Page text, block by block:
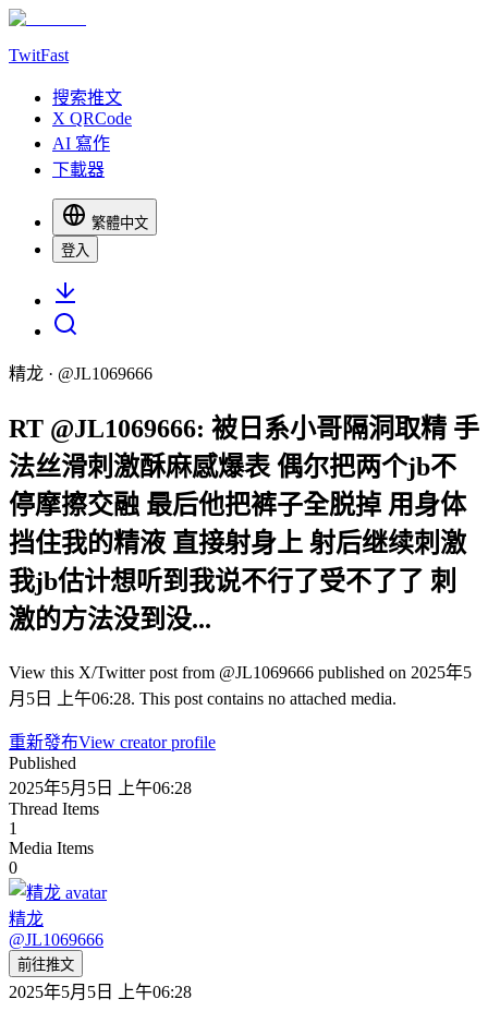
TwitFast
搜索推文
X QRCode
AI 寫作
下載器
繁體中文
登入
精龙 · @JL1069666
RT @JL1069666: 被日系小哥隔洞取精 手
法丝滑刺激酥麻感爆表 偶尔把两个jb不
停摩擦交融 最后他把裤子全脱掉 用身体
挡住我的精液 直接射身上 射后继续刺激
我jb估计想听到我说不行了受不了了 刺
激的方法没到没...
View this X/Twitter post from @JL1069666 published on 2025年5
月5日 上午06:28. This post contains no attached media.
重新發布View creator profile
Published
2025年5月5日 上午06:28
Thread Items
1
Media Items
0
精龙
@JL1069666
前往推文
2025年5月5日 上午06:28